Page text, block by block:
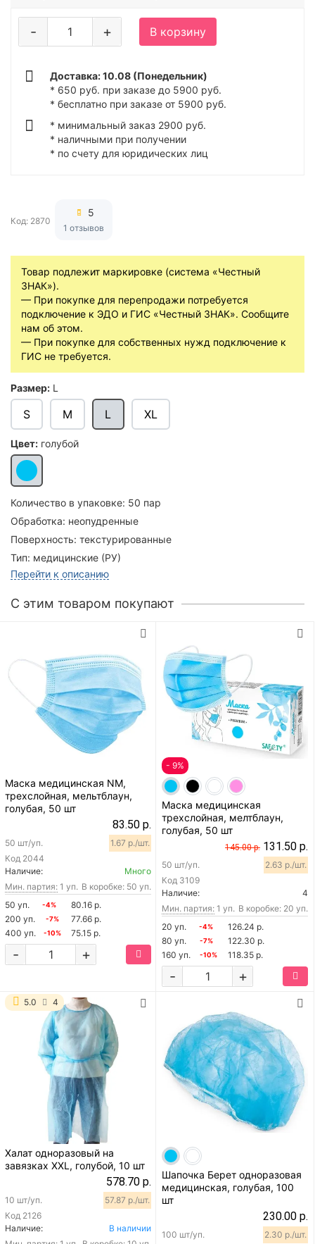
Товар подлежит маркировке (система «Честный
ЗНАК»).
— При покупке для перепродажи потребуется
подключение к ЭДО и ГИС «Честный ЗНАК». Сообщите
нам об этом.
— При покупке для собственных нужд подключение к
ГИС не требуется.
Размер: L
S M L XL
Цвет: голубой
Количество в упаковке: 50 пар
Обработка: неопудренные
Поверхность: текстурированные
Тип: медицинские (РУ)
Перейти к описанию
+
- В корзину
Доставка: 10.08 (Понедельник)
* 650 руб. при заказе до 5900 руб.
* бесплатно при заказе от 5900 руб.
* минимальный заказ 2900 руб.
* наличными при получении
* по счету для юридических лиц
Код: 2870
5
1 отзывов
C этим товаром покупают
Маска медицинская NM,
трехслойная, мельтблаун,
голубая, 50 шт
83.50 р.
Код 2044
50 шт/уп. 1.67 р./шт.
Наличие:
Много
Мин. партия: 1 уп. В коробке: 50 уп.
50 уп.
-4%
80.16 р.
200 уп.
-7%
77.66 р.
400 уп.
-10% 75.15 р.
+
-
- 9%
Маска медицинская
трехслойная, мелтблаун,
голубая, 50 шт
145.00 р. 131.50 р.
Код 3109
50 шт/уп. 2.63 р./шт.
Наличие:
4
Мин. партия: 1 уп. В коробке: 20 уп.
20 уп.
-4%
126.24 р.
80 уп.
-7%
122.30 р.
160 уп.
-10% 118.35 р.
+
-
5.0 4
Халат одноразовый на
завязках XXL, голубой, 10 шт
578.70 р.
Код 2126
10 шт/уп. 57.87 р./шт.
Наличие:
В наличии
Шапочка Берет одноразовая
медицинская, голубая, 100
шт
230.00 р.
100 шт/уп. 2.30 р./шт.